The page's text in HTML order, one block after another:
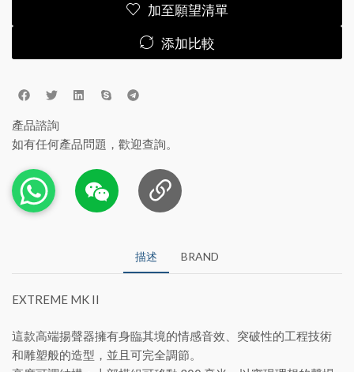
加至願望清單
添加比較
產品諮詢
如有任何產品問題，歡迎查詢。
描述 BRAND
EXTREME MK II
這款高端揚聲器擁有身臨其境的情感音效、突破性的工程技術
和雕塑般的造型，並且可完全調節。